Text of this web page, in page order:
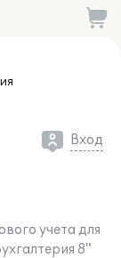
Вход
учета для
8"